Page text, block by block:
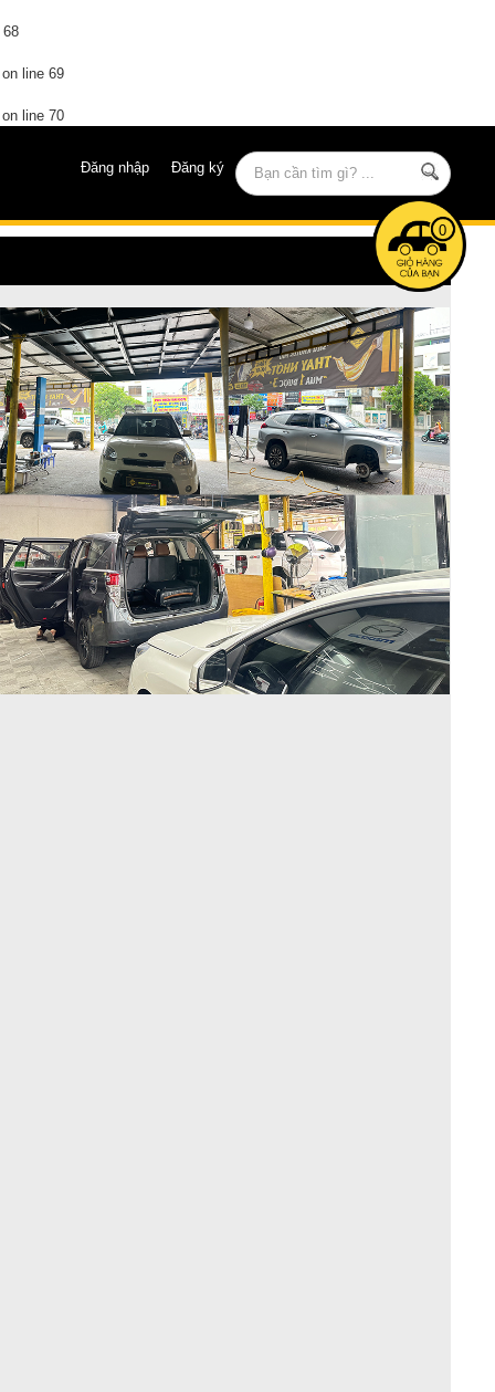
68
on line 69
on line 70
Đăng nhập Đăng ký
0